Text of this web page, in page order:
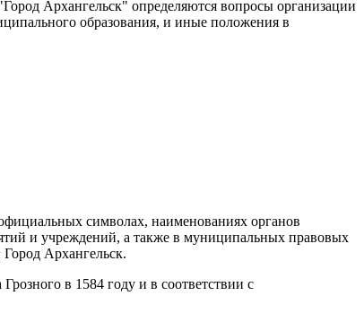
Архангельск" определяются вопросы организации
образования, и иные положения в
символах, наименованиях органов
и учреждений, а также в муниципальных правовых
Архангельск.
в 1584 году и в соответствии с